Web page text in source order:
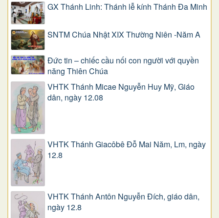
GX Thánh Linh: Thánh lễ kính Thánh Đa Minh
SNTM Chúa Nhật XIX Thường Niên -Năm A
Đức tin – chiếc cầu nối con người với quyền
năng Thiên Chúa
VHTK Thánh Micae Nguyễn Huy Mỹ, Giáo
dân, ngày 12.08
VHTK Thánh Giacôbê Ðỗ Mai Năm, Lm, ngày
12.8
VHTK Thánh Antôn Nguyễn Ðích, giáo dân,
ngày 12.8